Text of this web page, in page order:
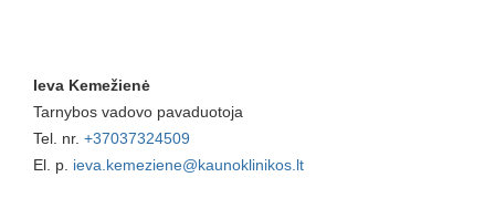
Ieva Kemežienė
Tarnybos vadovo pavaduotoja
Tel. nr. +37037324509
El. p. ieva.kemeziene@kaunoklinikos.lt